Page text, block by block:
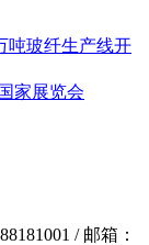
吨玻纤生产线开
家展览会
/ 邮箱：